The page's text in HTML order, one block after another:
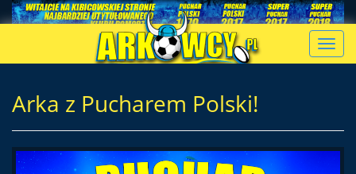
Arka z Pucharem Polski!